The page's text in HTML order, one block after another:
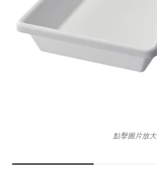
點擊圖片放大